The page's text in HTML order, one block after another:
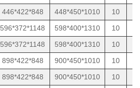
446*422*848 448*450*1010 10
596*372*1148 598*400*1310 10
596*372*1148 598*400*1310 10
898*422*848 900*450*1010 10
898*422*848 900*450*1010 10